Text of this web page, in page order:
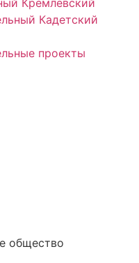
Кремлевский
Кадетский
проекты
общество